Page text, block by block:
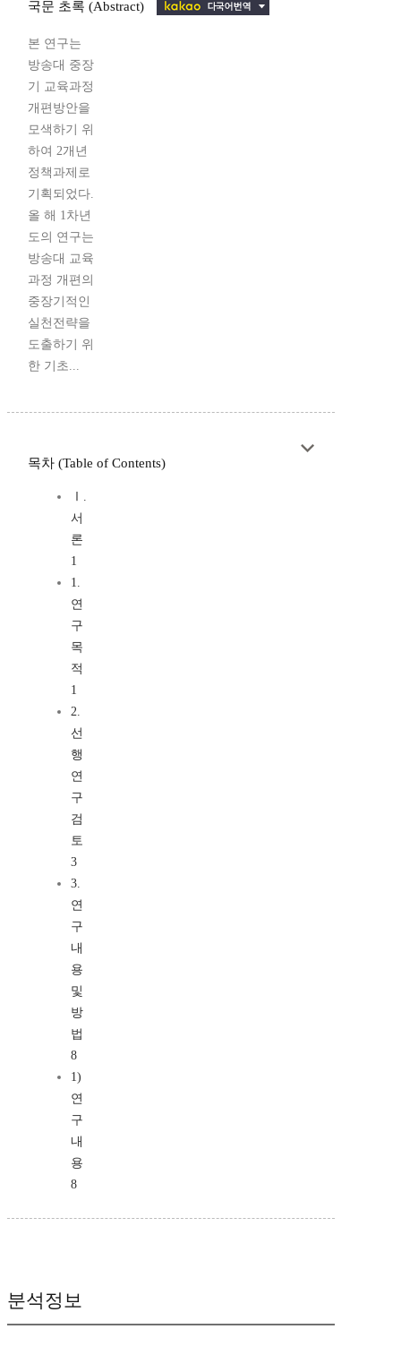
국문 초록 (Abstract)
본 연구는
방송대 중장
기 교육과정
개편방안을
모색하기 위
하여 2개년
정책과제로
기획되었다.
올 해 1차년
도의 연구는
방송대 교육
과정 개편의
중장기적인
실천전략을
도출하기 위
한 기초...
목차 (Table of Contents)
Ⅰ.
서
론
1
1.
연
구
목
적
1
2.
선
행
연
구
검
토
3
3.
연
구
내
용
및
방
법
8
1)
연
구
내
용
8
분석정보